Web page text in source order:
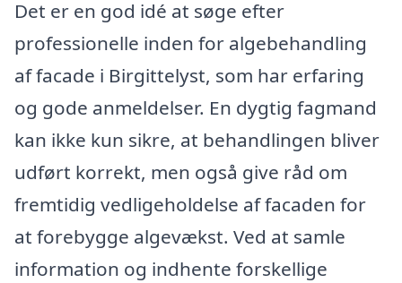
Det er en god idé at søge efter
professionelle inden for algebehandling
af facade i Birgittelyst, som har erfaring
og gode anmeldelser. En dygtig fagmand
kan ikke kun sikre, at behandlingen bliver
udført korrekt, men også give råd om
fremtidig vedligeholdelse af facaden for
at forebygge algevækst. Ved at samle
information og indhente forskellige